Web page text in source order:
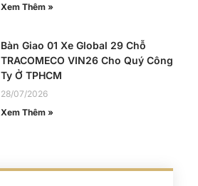
Xem Thêm »
Bàn Giao 01 Xe Global 29 Chỗ
TRACOMECO VIN26 Cho Quý Công
Ty Ở TPHCM
28/07/2026
Xem Thêm »